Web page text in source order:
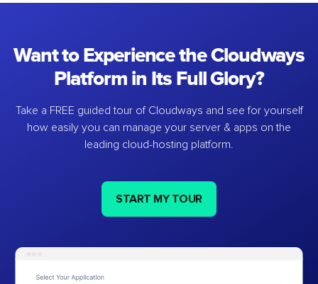
Want to Experience the Cloudways
Platform in Its Full Glory?
Take a FREE guided tour of Cloudways and see for yourself
how easily you can manage your server & apps on the
leading cloud-hosting platform.
START MY TOUR